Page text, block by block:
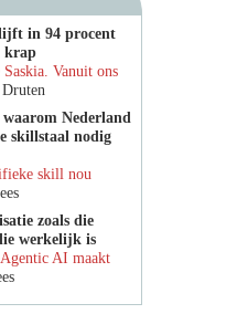
in 94 procent
krap
Vanuit ons
Nederland
skillstaal nodig
skill nou
zoals die
werkelijk is
AI maakt